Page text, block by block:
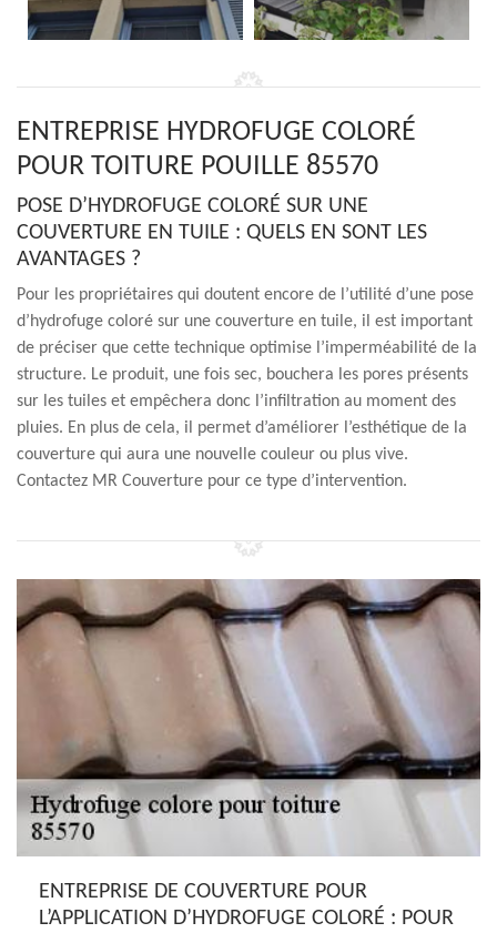
ENTREPRISE HYDROFUGE COLORÉ
POUR TOITURE POUILLE 85570
POSE D’HYDROFUGE COLORÉ SUR UNE
COUVERTURE EN TUILE : QUELS EN SONT LES
AVANTAGES ?
Pour les propriétaires qui doutent encore de l’utilité d’une pose
d’hydrofuge coloré sur une couverture en tuile, il est important
de préciser que cette technique optimise l’imperméabilité de la
structure. Le produit, une fois sec, bouchera les pores présents
sur les tuiles et empêchera donc l’infiltration au moment des
pluies. En plus de cela, il permet d’améliorer l’esthétique de la
couverture qui aura une nouvelle couleur ou plus vive.
Contactez MR Couverture pour ce type d’intervention.
ENTREPRISE DE COUVERTURE POUR
L’APPLICATION D’HYDROFUGE COLORÉ : POUR